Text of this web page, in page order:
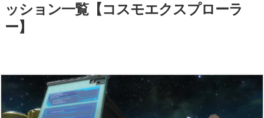
ッション一覧【コスモエクスプローラ
ー】